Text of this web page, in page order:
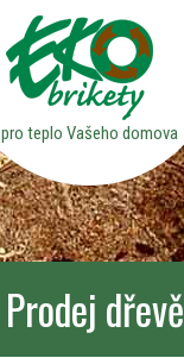
pro teplo Vašeho domova
Prodej